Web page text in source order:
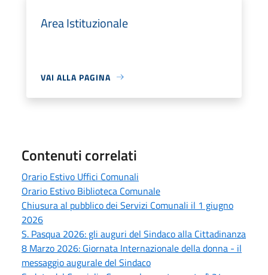
Area Istituzionale
VAI ALLA PAGINA
Contenuti correlati
Orario Estivo Uffici Comunali
Orario Estivo Biblioteca Comunale
Chiusura al pubblico dei Servizi Comunali il 1 giugno
2026
S. Pasqua 2026: gli auguri del Sindaco alla Cittadinanza
8 Marzo 2026: Giornata Internazionale della donna - il
messaggio augurale del Sindaco